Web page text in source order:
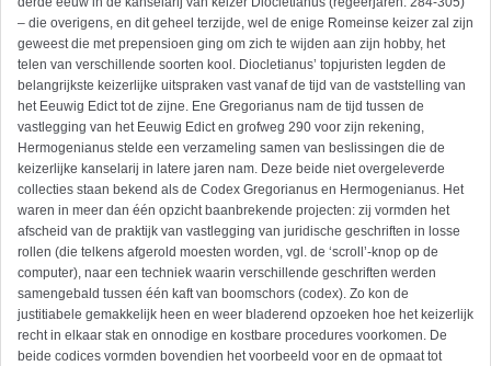
– die overigens, en dit geheel terzijde, wel de enige Romeinse keizer zal zijn
geweest die met prepensioen ging om zich te wijden aan zijn hobby, het
telen van verschillende soorten kool. Diocletianus’ topjuristen legden de
belangrijkste keizerlijke uitspraken vast vanaf de tijd van de vaststelling van
het Eeuwig Edict tot de zijne. Ene Gregorianus nam de tijd tussen de
vastlegging van het Eeuwig Edict en grofweg 290 voor zijn rekening,
Hermogenianus stelde een verzameling samen van beslissingen die de
keizerlijke kanselarij in latere jaren nam. Deze beide niet overgeleverde
collecties staan bekend als de Codex Gregorianus en Hermogenianus. Het
waren in meer dan één opzicht baanbrekende projecten: zij vormden het
afscheid van de praktijk van vastlegging van juridische geschriften in losse
rollen (die telkens afgerold moesten worden, vgl. de ‘scroll’-knop op de
computer), naar een techniek waarin verschillende geschriften werden
samengebald tussen één kaft van boomschors (codex). Zo kon de
justitiabele gemakkelijk heen en weer bladerend opzoeken hoe het keizerlijk
recht in elkaar stak en onnodige en kostbare procedures voorkomen. De
beide codices vormden bovendien het voorbeeld voor en de opmaat tot